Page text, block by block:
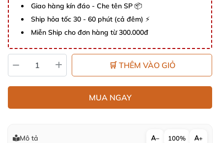
Giao hàng kín đáo - Che tên SP 📦
Ship hỏa tốc 30 - 60 phút (cả đêm) ⚡
Miễn Ship cho đơn hàng từ 300.000đ
🛒 THÊM VÀO GIỎ
MUA NGAY
Mô tả − 100% +